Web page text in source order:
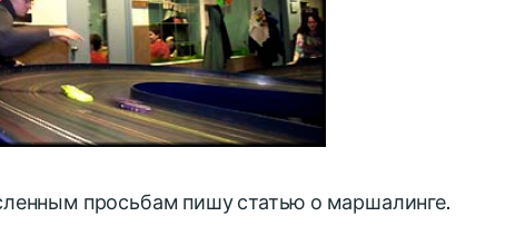
просьбам пишу статью о маршалинге.